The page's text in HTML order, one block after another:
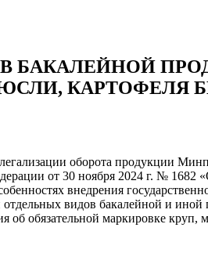
БАКАЛЕЙНОЙ
КАРТОФЕЛЯ
оборота продукции
от 30 ноября 2024 г. №
внедрения
видов бакалейной и
об обязательной маркировке